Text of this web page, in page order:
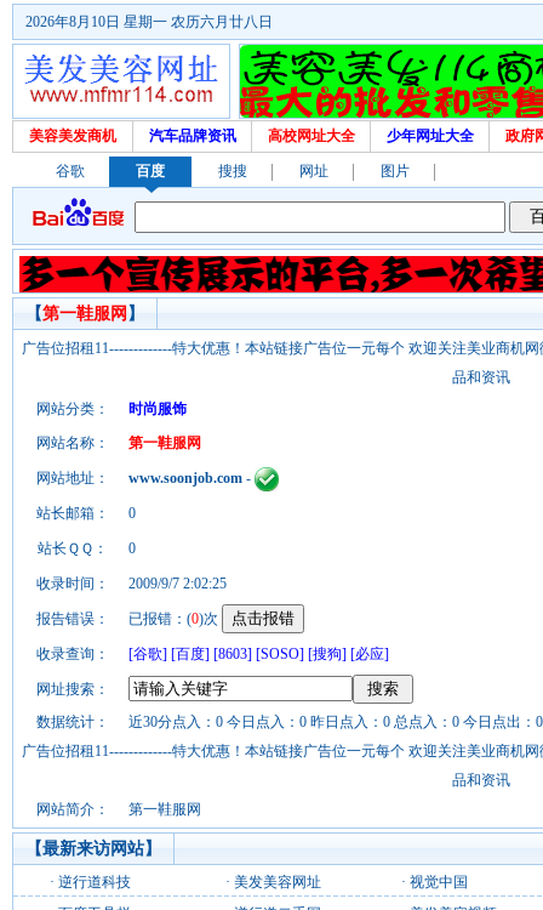
2026年8月10日 星期一 农历六月廿八日
美容美发商机 汽车品牌资讯 高校网址大全 少年网址大全 政府
谷歌 百度 搜搜 网址 图片
【第一鞋服网 】
广告位招租11-------------特大优惠！本站链接广告位一元每个 欢迎关注美业商机
品和资讯
网站分类：
时尚服饰
网站名称：
第一鞋服网
网站地址： www.soonjob.com -
站长邮箱： 0
站长ＱＱ： 0
收录时间： 2009/9/7 2:02:25
报告错误： 已报错：(0)次
收录查询： [谷歌] [百度] [8603] [SOSO] [搜狗] [必应]
网址搜索：
数据统计：
近30分点入：0 今日点入：0 昨日点入：0 总点入：0 今日点出：
广告位招租11-------------特大优惠！本站链接广告位一元每个 欢迎关注美业商机
品和资讯
网站简介：
第一鞋服网
【最新来访网站】
· 逆行道科技 · 美发美容网址 · 视觉中国